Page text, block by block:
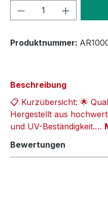
Produkt Anzahl:
Produktnummer:
Beschreibung
📋 Kurzübersicht: 🌟
Hergestellt aus
und UV-Beständigkeit.…
Bewertungen